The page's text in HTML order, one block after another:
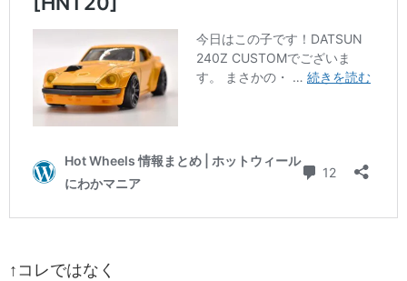
↑コレではなく